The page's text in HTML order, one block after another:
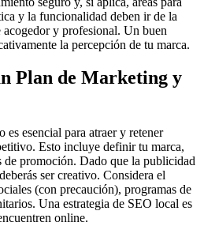
y la funcionalidad deben ir de la
acogedor y profesional. Un buen
la percepción de tu marca.
Plan de Marketing y
esencial para atraer y retener
Esto incluye definir tu marca,
promoción. Dado que la publicidad
ser creativo. Considera el
(con precaución), programas de
Una estrategia de SEO local es
online.